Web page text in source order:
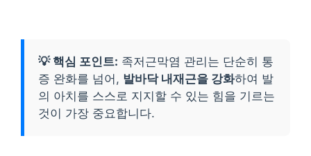
💡 핵심 포인트: 족저근막염 관리는 단순히 통
증 완화를 넘어, 발바닥 내재근을 강화하여 발
의 아치를 스스로 지지할 수 있는 힘을 기르는
것이 가장 중요합니다.